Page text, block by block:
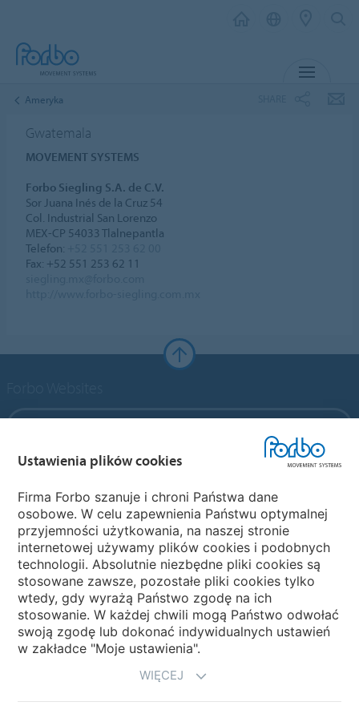
Ameryka
Gwatemala
MOVEMENT SYSTEMS
Forbo Siegling S.A. de C.V.
Sor Juana Inés de la Cruz 54
Col. Industrial San Lorenzo
MEX-CP 54033 Tlalnepantla
Telefon:
Fax: +52 551 253 62 11
Forbo Flooring Systems
Forbo Movement Systems
Strony krajowe
Wybierz kraj
Ustawienia plików cookies
Firma Forbo szanuje i chroni Państwa dane
osobowe. W celu zapewnienia Państwu optymalnej
przyjemności użytkowania, na naszej stronie
internetowej używamy plików cookies i podobnych
technologii. Absolutnie niezbędne pliki cookies są
stosowane zawsze, pozostałe pliki cookies tylko
wtedy, gdy wyrażą Państwo zgodę na ich
stosowanie. W każdej chwili mogą Państwo odwołać
swoją zgodę lub dokonać indywidualnych ustawień
w zakładce "Moje ustawienia".
WIĘCEJ